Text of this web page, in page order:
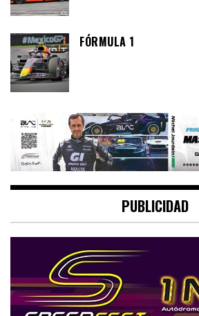
FÓRMULA 1
PUBLICIDAD